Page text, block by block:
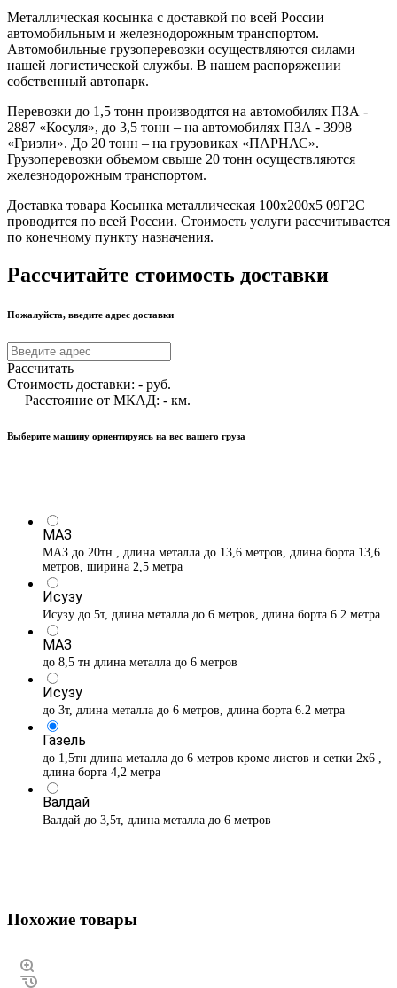
Металлическая косынка с доставкой по всей России
автомобильным и железнодорожным транспортом.
Автомобильные грузоперевозки осуществляются силами
нашей логистической службы. В нашем распоряжении
собственный автопарк.
Перевозки до 1,5 тонн производятся на автомобилях ПЗА -
2887 «Косуля», до 3,5 тонн – на автомобилях ПЗА - 3998
«Гризли». До 20 тонн – на грузовиках «ПАРНАС».
Грузоперевозки объемом свыше 20 тонн осуществляются
железнодорожным транспортом.
Доставка товара Косынка металлическая 100х200х5 09Г2С
проводится по всей России. Стоимость услуги рассчитывается
по конечному пункту назначения.
Рассчитайте стоимость доставки
Пожалуйста, введите адрес доставки
Рассчитать
Стоимость доставки: - руб.
Расстояние от МКАД: - км.
Выберите машину ориентируясь на вес вашего груза
МАЗ
МАЗ до 20тн , длина металла до 13,6 метров, длина борта 13,6
метров, ширина 2,5 метра
Исузу
Исузу до 5т, длина металла до 6 метров, длина борта 6.2 метра
МАЗ
до 8,5 тн длина металла до 6 метров
Исузу
до 3т, длина металла до 6 метров, длина борта 6.2 метра
Газель
до 1,5тн длина металла до 6 метров кроме листов и сетки 2х6 ,
длина борта 4,2 метра
Валдай
Валдай до 3,5т, длина металла до 6 метров
Похожие товары